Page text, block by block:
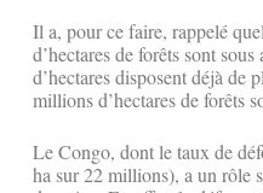
Il a, pour ce faire, rappelé
d’hectares de forêts sont
d’hectares disposent déjà de
millions d’hectares de forêts
Le Congo, dont le taux de
ha sur 22 millions), a un rôle